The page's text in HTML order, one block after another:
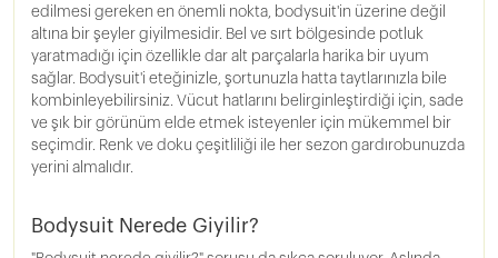
edilmesi gereken en önemli nokta, bodysuit'in üzerine değil
altına bir şeyler giyilmesidir. Bel ve sırt bölgesinde potluk
yaratmadığı için özellikle dar alt parçalarla harika bir uyum
sağlar. Bodysuit'i eteğinizle, şortunuzla hatta taytlarınızla bile
kombinleyebilirsiniz. Vücut hatlarını belirginleştirdiği için, sade
ve şık bir görünüm elde etmek isteyenler için mükemmel bir
seçimdir. Renk ve doku çeşitliliği ile her sezon gardırobunuzda
yerini almalıdır.
Bodysuit Nerede Giyilir?